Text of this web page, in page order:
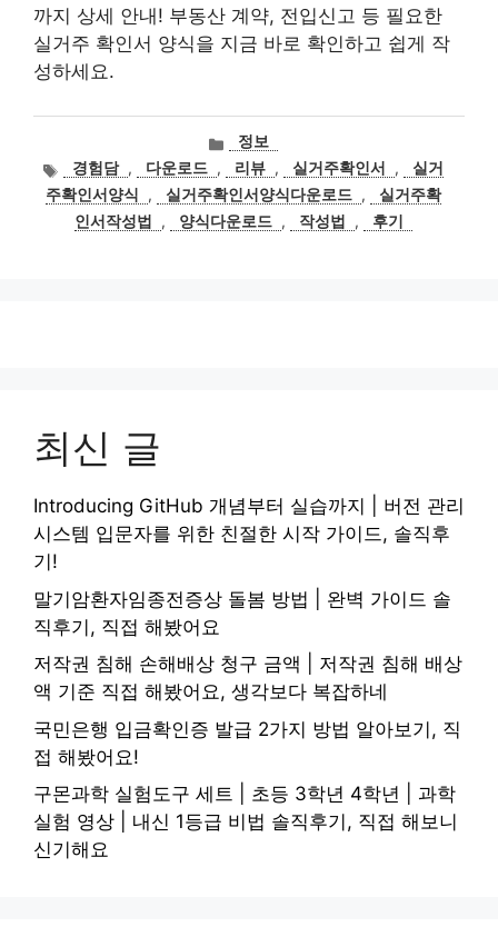
까지 상세 안내! 부동산 계약, 전입신고 등 필요한
실거주 확인서 양식을 지금 바로 확인하고 쉽게 작
성하세요.
카
테
고
리
정보
태
그
경험담 , 다운로드 , 리뷰 , 실거주확인서 ,
실거
주확인서양식
, 실거주확인서양식다운로드 ,
실거주확
인서작성법
, 양식다운로드 , 작성법 , 후기
최신 글
Introducing GitHub 개념부터 실습까지 | 버전 관리
시스템 입문자를 위한 친절한 시작 가이드, 솔직후
기!
말기암환자임종전증상 돌봄 방법 | 완벽 가이드 솔
직후기, 직접 해봤어요
저작권 침해 손해배상 청구 금액 | 저작권 침해 배상
액 기준 직접 해봤어요, 생각보다 복잡하네
국민은행 입금확인증 발급 2가지 방법 알아보기, 직
접 해봤어요!
구몬과학 실험도구 세트 | 초등 3학년 4학년 | 과학
실험 영상 | 내신 1등급 비법 솔직후기, 직접 해보니
신기해요